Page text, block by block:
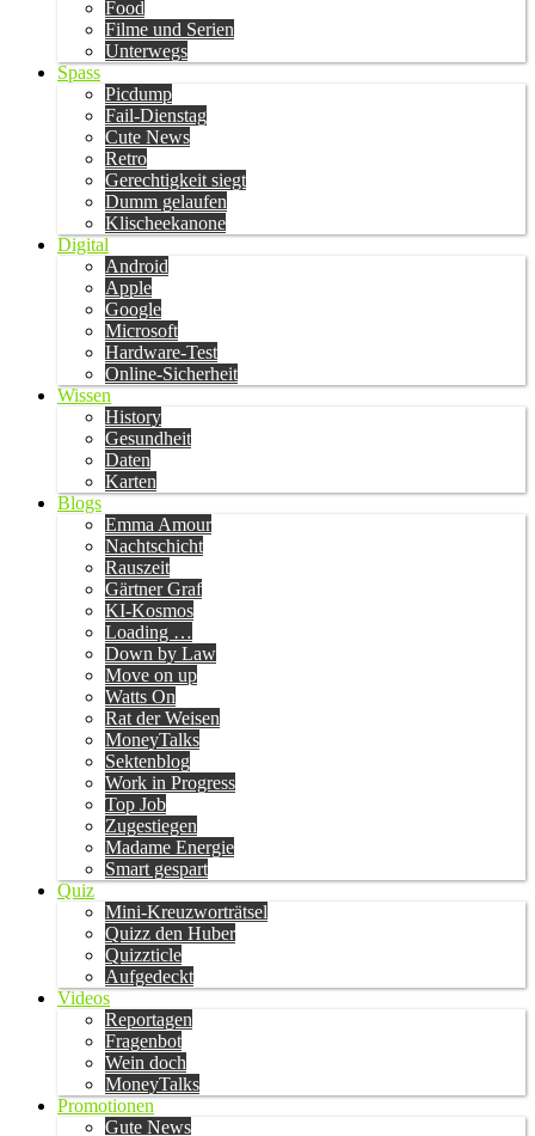
Food
Filme und Serien
Unterwegs
Spass
Picdump
Fail-Dienstag
Cute News
Retro
Gerechtigkeit siegt
Dumm gelaufen
Klischeekanone
Digital
Android
Apple
Google
Microsoft
Hardware-Test
Online-Sicherheit
Wissen
History
Gesundheit
Daten
Karten
Blogs
Emma Amour
Nachtschicht
Rauszeit
Gärtner Graf
KI-Kosmos
Loading …
Down by Law
Move on up
Watts On
Rat der Weisen
MoneyTalks
Sektenblog
Work in Progress
Top Job
Zugestiegen
Madame Energie
Smart gespart
Quiz
Mini-Kreuzworträtsel
Quizz den Huber
Quizzticle
Aufgedeckt
Videos
Reportagen
Fragenbot
Wein doch
MoneyTalks
Promotionen
Gute News